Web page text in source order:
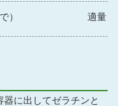
） 適量
に出してゼラチンと